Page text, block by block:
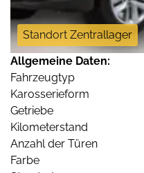
Standort Zentrallager
Allgemeine Daten:
Fahrzeugtyp
Karosserieform
Getriebe
Kilometerstand
Anzahl der Türen
Farbe